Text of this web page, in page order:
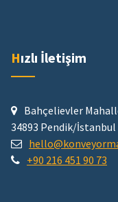
Hızlı İletişim
Bahçelievler
34893 Pendik/İstanbul
+90 216 451 90 73